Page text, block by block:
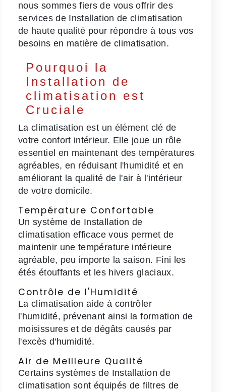
nous sommes fiers de vous offrir des
services de Installation de climatisation
de haute qualité pour répondre à tous vos
besoins en matière de climatisation.
Pourquoi la
Installation de
climatisation est
Cruciale
La climatisation est un élément clé de
votre confort intérieur. Elle joue un rôle
essentiel en maintenant des températures
agréables, en réduisant l'humidité et en
améliorant la qualité de l'air à l'intérieur
de votre domicile.
Température Confortable
Un système de Installation de
climatisation efficace vous permet de
maintenir une température intérieure
agréable, peu importe la saison. Fini les
étés étouffants et les hivers glaciaux.
Contrôle de l'Humidité
La climatisation aide à contrôler
l'humidité, prévenant ainsi la formation de
moisissures et de dégâts causés par
l'excès d'humidité.
Air de Meilleure Qualité
Certains systèmes de Installation de
climatisation sont équipés de filtres de